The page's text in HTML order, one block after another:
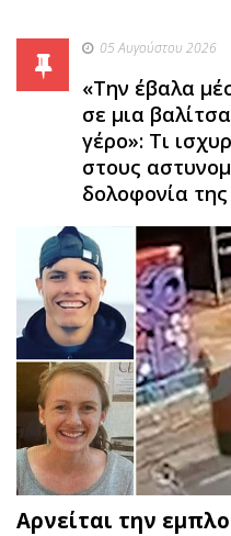
05 Αυγούστου 2026
«Την έβαλα
σε μια
γέρο»: Τι
στους
δολοφονία
Αρνείται την